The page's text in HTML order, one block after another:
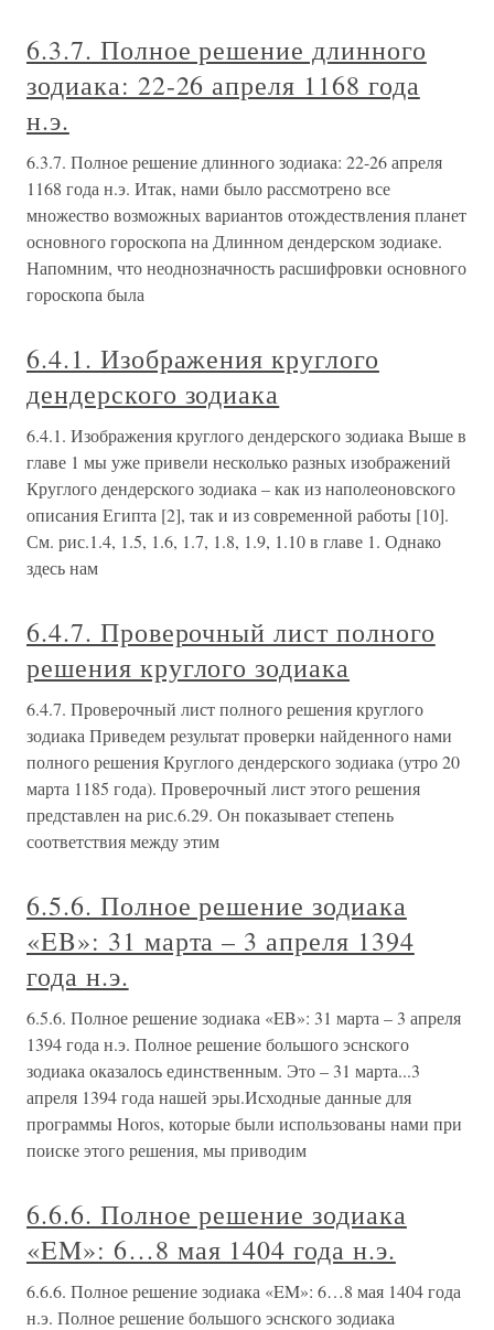
6.3.7. Полное решение длинного
зодиака: 22-26 апреля 1168 года
н.э.
6.3.7. Полное решение длинного зодиака: 22-26 апреля
1168 года н.э. Итак, нами было рассмотрено все
множество возможных вариантов отождествления планет
основного гороскопа на Длинном дендерском зодиаке.
Напомним, что неоднозначность расшифровки основного
гороскопа была
6.4.1. Изображения круглого
дендерского зодиака
6.4.1. Изображения круглого дендерского зодиака Выше в
главе 1 мы уже привели несколько разных изображений
Круглого дендерского зодиака – как из наполеоновского
описания Египта [2], так и из современной работы [10].
См. рис.1.4, 1.5, 1.6, 1.7, 1.8, 1.9, 1.10 в главе 1. Однако
здесь нам
6.4.7. Проверочный лист полного
решения круглого зодиака
6.4.7. Проверочный лист полного решения круглого
зодиака Приведем результат проверки найденного нами
полного решения Круглого дендерского зодиака (утро 20
марта 1185 года). Проверочный лист этого решения
представлен на рис.6.29. Он показывает степень
соответствия между этим
6.5.6. Полное решение зодиака
«EB»: 31 марта – 3 апреля 1394
года н.э.
6.5.6. Полное решение зодиака «EB»: 31 марта – 3 апреля
1394 года н.э. Полное решение большого эснского
зодиака оказалось единственным. Это – 31 марта...3
апреля 1394 года нашей эры.Исходные данные для
программы Horos, которые были использованы нами при
поиске этого решения, мы приводим
6.6.6. Полное решение зодиака
«EM»: 6…8 мая 1404 года н.э.
6.6.6. Полное решение зодиака «EM»: 6…8 мая 1404 года
н.э. Полное решение большого эснского зодиака